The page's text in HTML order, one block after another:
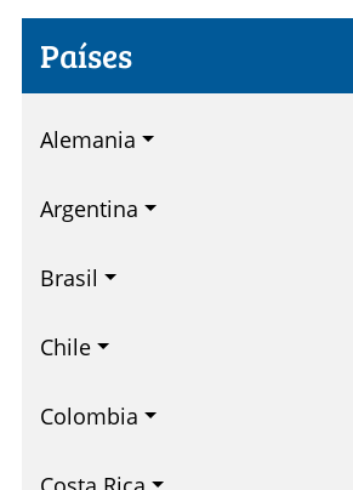
Países
Alemania
Argentina
Brasil
Chile
Colombia